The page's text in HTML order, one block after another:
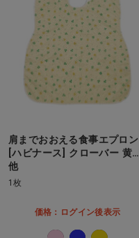
肩までおおえる食事エプロン
[ハビナース] クローバー 黄…
他
1枚
価格：ログイン後表示